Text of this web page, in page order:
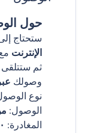
حول
ستحتاج
الإنترنت
ثم
وصولك
نوع
الوصول: من
المغادرة: